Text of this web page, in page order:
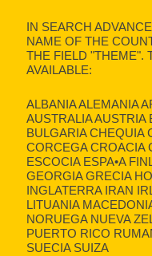
IN SEARCH
NAME OF THE
THE FIELD "THEME".
AVAILABLE:
ALBANIA ALEMANIA
AUSTRALIA AUSTRIA
BULGARIA CHEQUIA
CORCEGA CROACIA
ESCOCIA ESPA•A
GEORGIA GRECIA
INGLATERRA IRAN
LITUANIA
NORUEGA NUEVA
PUERTO RICO
SUECIA SUIZA